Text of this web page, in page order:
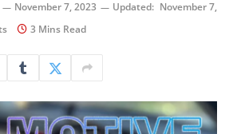
November 7, 2023 Updated: November 7,
3 Mins Read